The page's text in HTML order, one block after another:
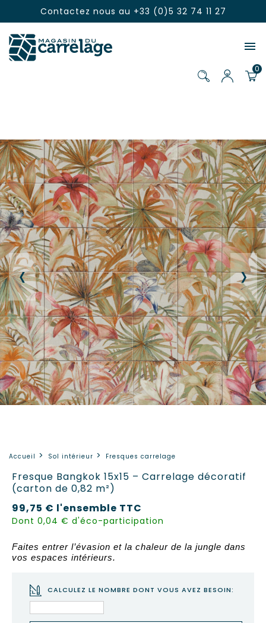
Contactez nous au +33 (0)5 32 74 11 27

0
‹ ›
Accueil Sol intérieur Fresques carrelage
Fresque Bangkok 15x15 – Carrelage décoratif
(carton de 0,82 m²)
99,75 € l'ensemble TTC
Dont 0,04 € d'éco-participation
Faites entrer l’évasion et la chaleur de la jungle dans
vos espaces intérieurs.
CALCULEZ LE NOMBRE DONT VOUS AVEZ BESOIN: